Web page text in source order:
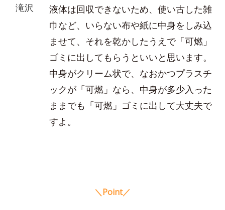
滝沢
液体は回収できないため、使い古した雑
巾など、いらない布や紙に中身をしみ込
ませて、それを乾かしたうえで「可燃」
ゴミに出してもらうといいと思います。
中身がクリーム状で、なおかつプラスチ
ックが「可燃」なら、中身が多少入った
ままでも「可燃」ゴミに出して大丈夫で
すよ。
＼Point／